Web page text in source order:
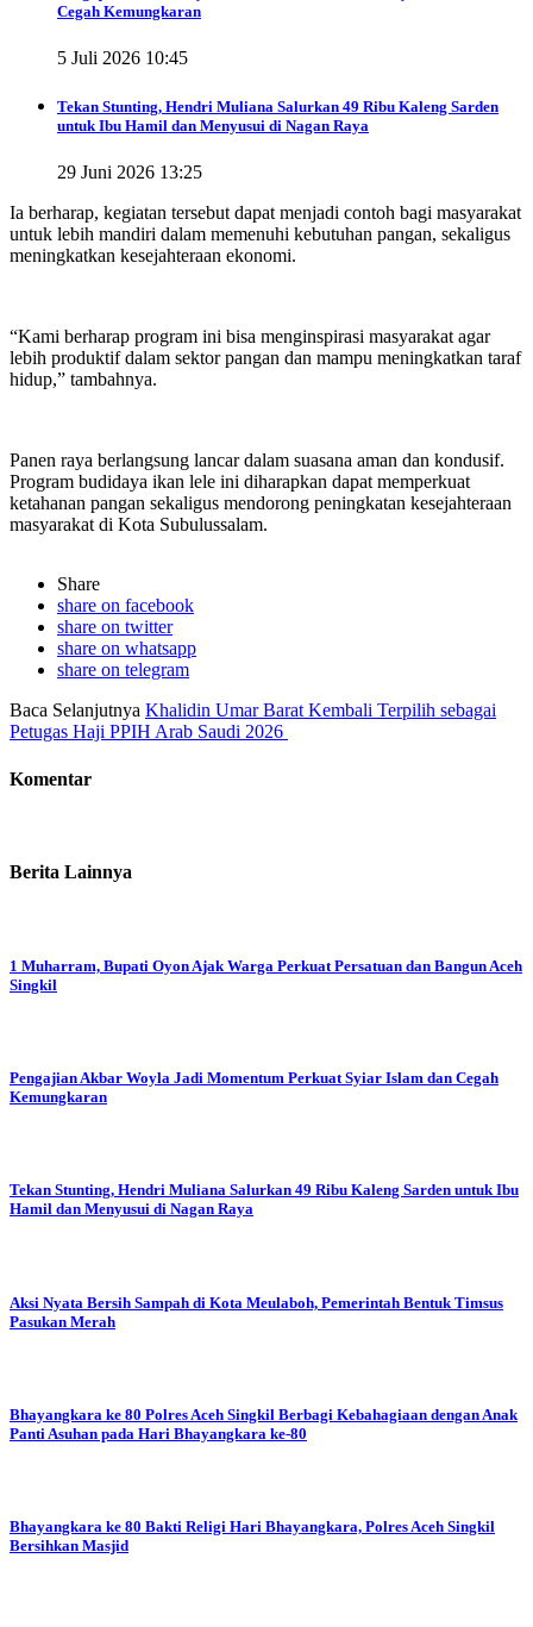
Cegah Kemungkaran
5 Juli 2026 10:45
Tekan Stunting, Hendri Muliana Salurkan 49 Ribu Kaleng Sarden
untuk Ibu Hamil dan Menyusui di Nagan Raya
29 Juni 2026 13:25
‎Ia berharap, kegiatan tersebut dapat menjadi contoh bagi masyarakat
untuk lebih mandiri dalam memenuhi kebutuhan pangan, sekaligus
meningkatkan kesejahteraan ekonomi.
‎“Kami berharap program ini bisa menginspirasi masyarakat agar
lebih produktif dalam sektor pangan dan mampu meningkatkan taraf
hidup,” tambahnya.
‎Panen raya berlangsung lancar dalam suasana aman dan kondusif.
Program budidaya ikan lele ini diharapkan dapat memperkuat
ketahanan pangan sekaligus mendorong peningkatan kesejahteraan
masyarakat di Kota Subulussalam.
Share
share on facebook
share on twitter
share on whatsapp
share on telegram
Baca Selanjutnya Khalidin Umar Barat Kembali Terpilih sebagai
Petugas Haji PPIH Arab Saudi 2026 ‎
Komentar
Berita Lainnya
1 Muharram, Bupati Oyon Ajak Warga Perkuat Persatuan dan Bangun Aceh
Singkil
Pengajian Akbar Woyla Jadi Momentum Perkuat Syiar Islam dan Cegah
Kemungkaran
Tekan Stunting, Hendri Muliana Salurkan 49 Ribu Kaleng Sarden untuk Ibu
Hamil dan Menyusui di Nagan Raya
Aksi Nyata Bersih Sampah di Kota Meulaboh, Pemerintah Bentuk Timsus
Pasukan Merah
Bhayangkara ke 80 Polres Aceh Singkil Berbagi Kebahagiaan dengan Anak
Panti Asuhan pada Hari Bhayangkara ke-80
Bhayangkara ke 80 Bakti Religi Hari Bhayangkara, Polres Aceh Singkil
Bersihkan Masjid